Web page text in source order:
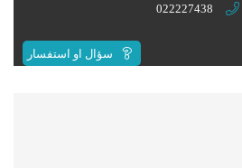
f
022227438
سؤال او استفسار